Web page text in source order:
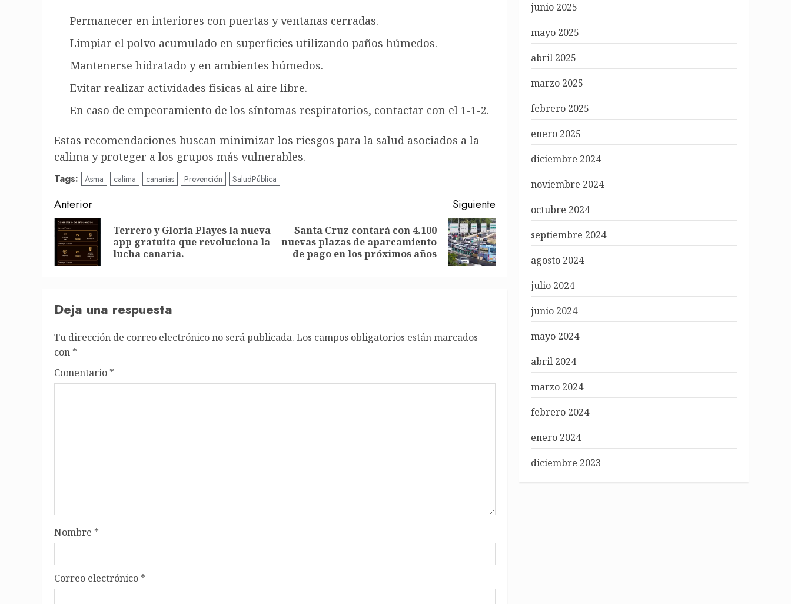
Permanecer en interiores con puertas y ventanas cerradas.
Limpiar el polvo acumulado en superficies utilizando paños húmedos.
Mantenerse hidratado y en ambientes húmedos.
Evitar realizar actividades físicas al aire libre.
En caso de empeoramiento de los síntomas respiratorios, contactar con el 1-1-2.
Estas recomendaciones buscan minimizar los riesgos para la salud asociados a la
calima y proteger a los grupos más vulnerables.
Tags: Asma calima canarias Prevención SaludPública
Post
navigation
Anterior
Entrada
anterior:
Terrero y Gloria Playes la nueva
app gratuita que revoluciona la
lucha canaria.
Siguiente
Siguiente
entrada:
Santa Cruz contará con 4.100
nuevas plazas de aparcamiento
de pago en los próximos años
Deja una respuesta
Tu dirección de correo electrónico no será publicada. Los campos obligatorios están marcados
con *
Comentario *
Nombre *
Correo electrónico *
junio 2025
mayo 2025
abril 2025
marzo 2025
febrero 2025
enero 2025
diciembre 2024
noviembre 2024
octubre 2024
septiembre 2024
agosto 2024
julio 2024
junio 2024
mayo 2024
abril 2024
marzo 2024
febrero 2024
enero 2024
diciembre 2023